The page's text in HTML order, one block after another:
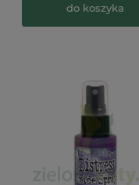
do koszyka